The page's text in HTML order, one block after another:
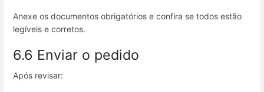
Anexe os documentos obrigatórios e confira se todos estão
legíveis e corretos.
6.6 Enviar o pedido
Após revisar: